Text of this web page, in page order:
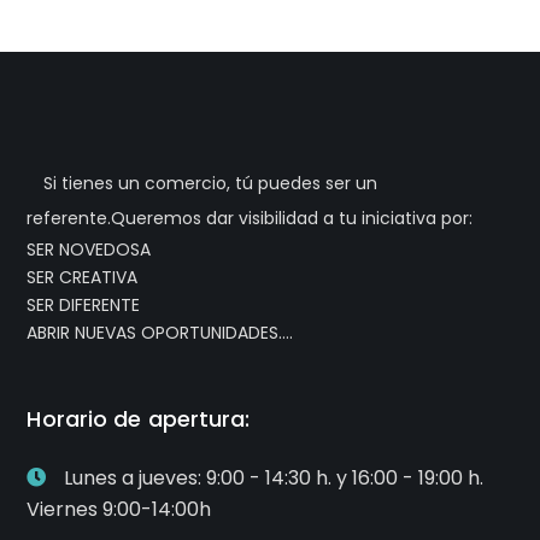
Si tienes un comercio, tú puedes ser un
referente.Queremos dar visibilidad a tu iniciativa por:
SER NOVEDOSA
SER CREATIVA
SER DIFERENTE
ABRIR NUEVAS OPORTUNIDADES….
Horario de apertura:
Lunes a jueves: 9:00 - 14:30 h. y 16:00 - 19:00 h.
Viernes 9:00-14:00h